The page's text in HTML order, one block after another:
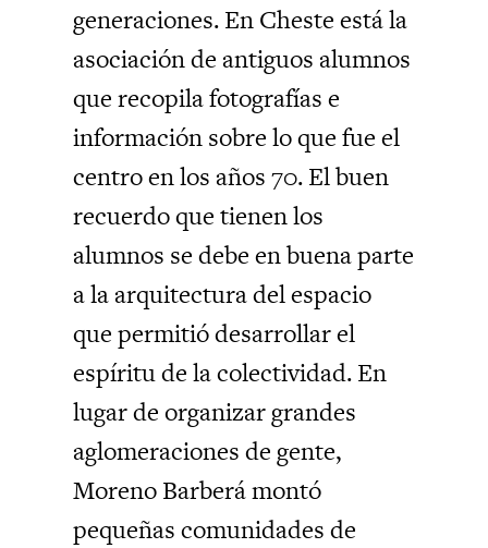
generaciones. En Cheste está la
asociación de antiguos alumnos
que recopila fotografías e
información sobre lo que fue el
centro en los años 70. El buen
recuerdo que tienen los
alumnos se debe en buena parte
a la arquitectura del espacio
que permitió desarrollar el
espíritu de la colectividad. En
lugar de organizar grandes
aglomeraciones de gente,
Moreno Barberá montó
pequeñas comunidades de